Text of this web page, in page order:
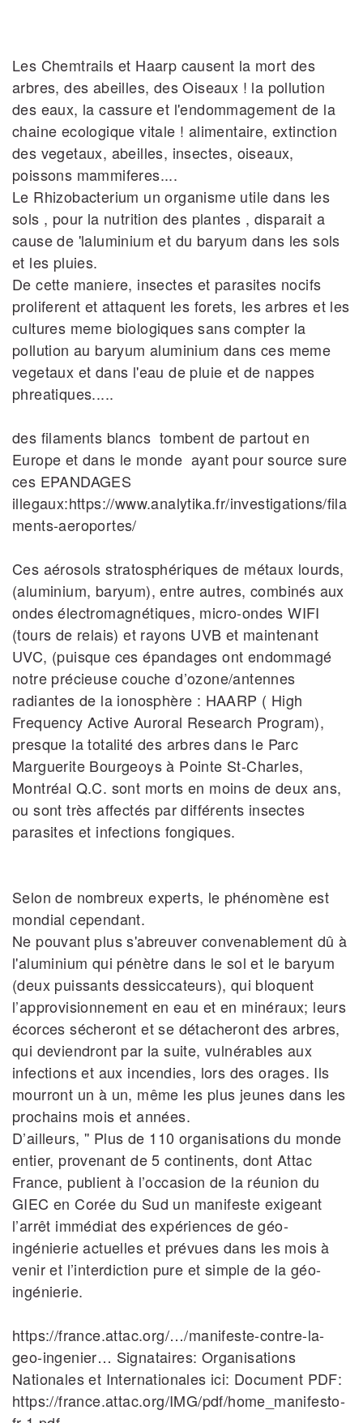
Les Chemtrails et Haarp causent la mort des
arbres, des abeilles, des Oiseaux ! la pollution
des eaux, la cassure et l'endommagement de la
chaine ecologique vitale ! alimentaire, extinction
des vegetaux, abeilles, insectes, oiseaux,
poissons mammiferes....
Le Rhizobacterium un organisme utile dans les
sols , pour la nutrition des plantes , disparait a
cause de 'laluminium et du baryum dans les sols
et les pluies.
De cette maniere, insectes et parasites nocifs
proliferent et attaquent les forets, les arbres et les
cultures meme biologiques sans compter la
pollution au baryum aluminium dans ces meme
vegetaux et dans l'eau de pluie et de nappes
phreatiques.....
des filaments blancs tombent de partout en
Europe et dans le monde ayant pour source sure
ces EPANDAGES
illegaux:https://www.analytika.fr/investigations/fila
ments-aeroportes/
Ces aérosols stratosphériques de métaux lourds,
(aluminium, baryum), entre autres, combinés aux
ondes électromagnétiques, micro-ondes WIFI
(tours de relais) et rayons UVB et maintenant
UVC, (puisque ces épandages ont endommagé
notre précieuse couche d’ozone/antennes
radiantes de la ionosphère : HAARP ( High
Frequency Active Auroral Research Program),
presque la totalité des arbres dans le Parc
Marguerite Bourgeoys à Pointe St-Charles,
Montréal Q.C. sont morts en moins de deux ans,
ou sont très affectés par différents insectes
parasites et infections fongiques.
Selon de nombreux experts, le phénomène est
mondial cependant.
Ne pouvant plus s'abreuver convenablement dû à
l'aluminium qui pénètre dans le sol et le baryum
(deux puissants dessiccateurs), qui bloquent
l’approvisionnement en eau et en minéraux; leurs
écorces sécheront et se détacheront des arbres,
qui deviendront par la suite, vulnérables aux
infections et aux incendies, lors des orages. Ils
mourront un à un, même les plus jeunes dans les
prochains mois et années.
D’ailleurs, '' Plus de 110 organisations du monde
entier, provenant de 5 continents, dont Attac
France, publient à l’occasion de la réunion du
GIEC en Corée du Sud un manifeste exigeant
l’arrêt immédiat des expériences de géo-
ingénierie actuelles et prévues dans les mois à
venir et l’interdiction pure et simple de la géo-
ingénierie.
https://france.attac.org/…/manifeste-contre-la-
geo-ingenier… Signataires: Organisations
Nationales et Internationales ici: Document PDF:
https://france.attac.org/IMG/pdf/home_manifesto-